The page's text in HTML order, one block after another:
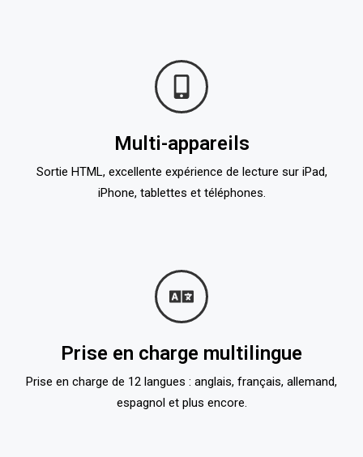
Multi-appareils
Sortie HTML, excellente expérience de lecture sur iPad,
iPhone, tablettes et téléphones.
Prise en charge multilingue
Prise en charge de 12 langues : anglais, français, allemand,
espagnol et plus encore.